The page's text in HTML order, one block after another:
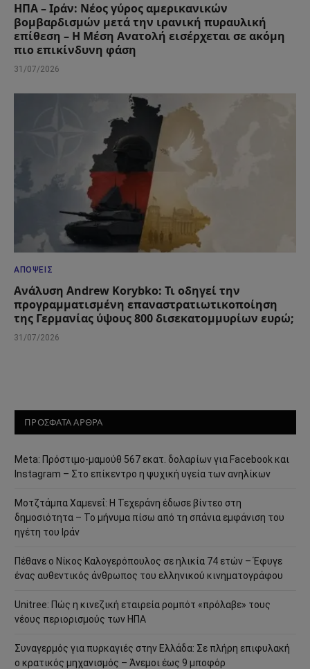
ΗΠΑ – Ιράν: Νέος γύρος αμερικανικών
βομβαρδισμών μετά την ιρανική πυραυλική
επίθεση – Η Μέση Ανατολή εισέρχεται σε ακόμη
πιο επικίνδυνη φάση
31/07/2026
ΑΠΌΨΕΙΣ
Ανάλυση Andrew Korybko: Τι οδηγεί την
προγραμματισμένη επαναστρατιωτικοποίηση
της Γερμανίας ύψους 800 δισεκατομμυρίων ευρώ;
31/07/2026
ΠΡΟΣΦΑΤΑ ΑΡΘΡΑ
Meta: Πρόστιμο-μαμούθ 567 εκατ. δολαρίων για Facebook και
Instagram – Στο επίκεντρο η ψυχική υγεία των ανηλίκων
Μοτζτάμπα Χαμενεΐ: Η Τεχεράνη έδωσε βίντεο στη
δημοσιότητα – Το μήνυμα πίσω από τη σπάνια εμφάνιση του
ηγέτη του Ιράν
Πέθανε ο Νίκος Καλογερόπουλος σε ηλικία 74 ετών – Έφυγε
ένας αυθεντικός άνθρωπος του ελληνικού κινηματογράφου
Unitree: Πώς η κινεζική εταιρεία ρομπότ «πρόλαβε» τους
νέους περιορισμούς των ΗΠΑ
Συναγερμός για πυρκαγιές στην Ελλάδα: Σε πλήρη επιφυλακή
ο κρατικός μηχανισμός – Άνεμοι έως 9 μποφόρ